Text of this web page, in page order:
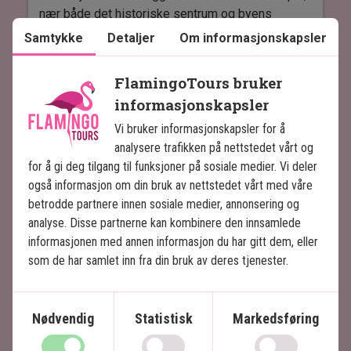
komfortable – med mulighet for enten
dobbeltseng eller to enkeltsenger. Alle rom har
aircondition, Wi-Fi, safebox og TV.
nær både det historiske sentrum og byens
moderne kvartaler. Hotellet har en strategisk
beliggenhet nær severdigheter som
hagen. Hotellet er ideelt for deg som ønsker å
være nær storbyens kultur, shopping og
restauranter.
Hotellet har et elegant svømmebasseng, perfekt
for en forfriskende pause etter en dag i byen. I
tillegg tilbyr Majestic Spa luksuriøse
velværebehandlinger i klassisk kolonistil. Du kan
nyte bibliotek, treningssenter og tilgang til The
Smoke House – et stilfullt område med
The Majestic Hotel byr på flere kulinariske
opplevelser. Her finner du en moderne restaurant
Les mer
Samtykke Detaljer Om informasjonskapsler
FlamingoTours bruker
informasjonskapsler
Vi bruker informasjonskapsler for å
analysere trafikken på nettstedet vårt og
for å gi deg tilgang til funksjoner på sosiale medier. Vi deler
også informasjon om din bruk av nettstedet vårt med våre
betrodde partnere innen sosiale medier, annonsering og
analyse. Disse partnerne kan kombinere den innsamlede
informasjonen med annen informasjon du har gitt dem, eller
som de har samlet inn fra din bruk av deres tjenester.
Nødvendig Statistisk Markedsføring